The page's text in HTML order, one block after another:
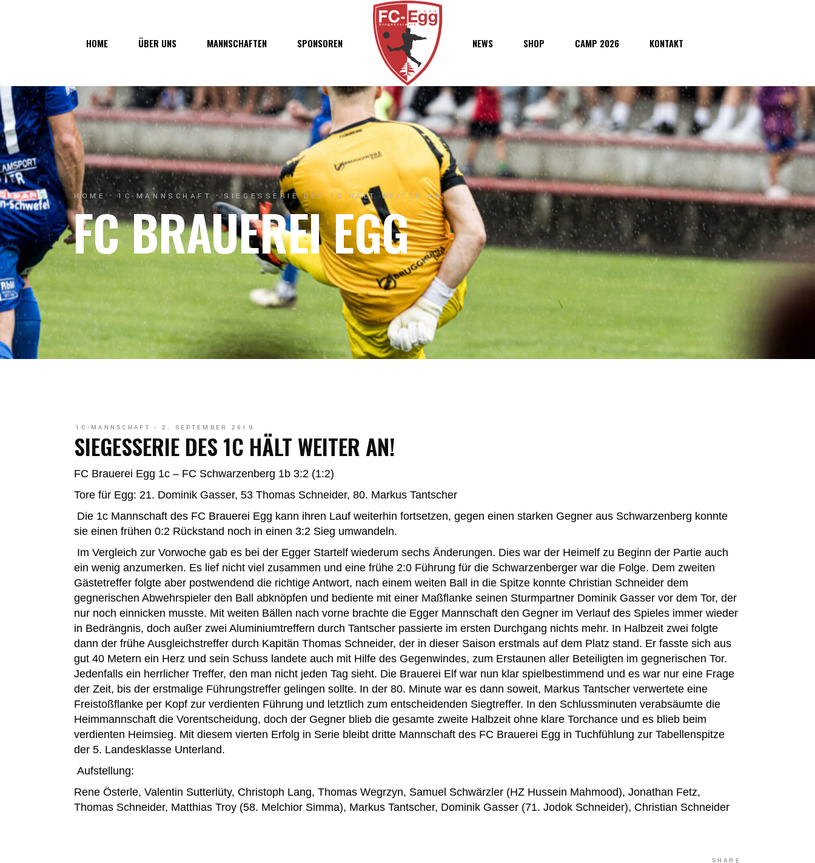
HOME ÜBER UNS
Über uns
Vorstand
Geschichte
Junkerau
MANNSCHAFTEN
1. Mannschaft
1b-Mannschaft
Nachwuchs
SPONSOREN NEWS SHOP CAMP 2026 KONTAKT
Junkerau
HOME 1C-MANNSCHAFT SIEGESSERIE DES 1C HÄLT WEITER AN!
FC BRAUEREI EGG
1C-MANNSCHAFT 2. SEPTEMBER 2019
SIEGESSERIE DES 1C HÄLT WEITER AN!
FC Brauerei Egg 1c – FC Schwarzenberg 1b 3:2 (1:2)
Tore für Egg: 21. Dominik Gasser, 53 Thomas Schneider, 80. Markus Tantscher
Die 1c Mannschaft des FC Brauerei Egg kann ihren Lauf weiterhin fortsetzen, gegen einen starken Gegner aus Schwarzenberg konnte
sie einen frühen 0:2 Rückstand noch in einen 3:2 Sieg umwandeln.
Im Vergleich zur Vorwoche gab es bei der Egger Startelf wiederum sechs Änderungen. Dies war der Heimelf zu Beginn der Partie auch
ein wenig anzumerken. Es lief nicht viel zusammen und eine frühe 2:0 Führung für die Schwarzenberger war die Folge. Dem zweiten
Gästetreffer folgte aber postwendend die richtige Antwort, nach einem weiten Ball in die Spitze konnte Christian Schneider dem
gegnerischen Abwehrspieler den Ball abknöpfen und bediente mit einer Maßflanke seinen Sturmpartner Dominik Gasser vor dem Tor, der
nur noch einnicken musste. Mit weiten Bällen nach vorne brachte die Egger Mannschaft den Gegner im Verlauf des Spieles immer wieder
in Bedrängnis, doch außer zwei Aluminiumtreffern durch Tantscher passierte im ersten Durchgang nichts mehr. In Halbzeit zwei folgte
dann der frühe Ausgleichstreffer durch Kapitän Thomas Schneider, der in dieser Saison erstmals auf dem Platz stand. Er fasste sich aus
gut 40 Metern ein Herz und sein Schuss landete auch mit Hilfe des Gegenwindes, zum Erstaunen aller Beteiligten im gegnerischen Tor.
Jedenfalls ein herrlicher Treffer, den man nicht jeden Tag sieht. Die Brauerei Elf war nun klar spielbestimmend und es war nur eine Frage
der Zeit, bis der erstmalige Führungstreffer gelingen sollte. In der 80. Minute war es dann soweit, Markus Tantscher verwertete eine
Freistoßflanke per Kopf zur verdienten Führung und letztlich zum entscheidenden Siegtreffer. In den Schlussminuten verabsäumte die
Heimmannschaft die Vorentscheidung, doch der Gegner blieb die gesamte zweite Halbzeit ohne klare Torchance und es blieb beim
verdienten Heimsieg. Mit diesem vierten Erfolg in Serie bleibt dritte Mannschaft des FC Brauerei Egg in Tuchfühlung zur Tabellenspitze
der 5. Landesklasse Unterland.
Aufstellung:
Rene Österle, Valentin Sutterlüty, Christoph Lang, Thomas Wegrzyn, Samuel Schwärzler (HZ Hussein Mahmood), Jonathan Fetz,
Thomas Schneider, Matthias Troy (58. Melchior Simma), Markus Tantscher, Dominik Gasser (71. Jodok Schneider), Christian Schneider
SHARE